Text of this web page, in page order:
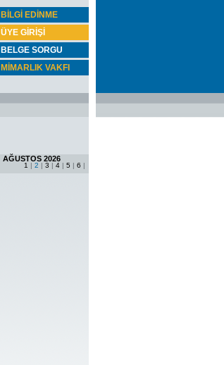
BİLGİ EDİNME
ÜYE GİRİŞİ
BELGE SORGU
MİMARLIK VAKFI
AĞUSTOS 2026
1 | 2 | 3 | 4 | 5 | 6 |